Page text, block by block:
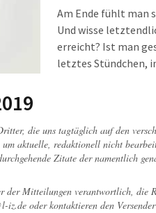
Am Ende fühlt man
Und wisse
erreicht? Ist man
letztes Stündchen,
die uns tagtäglich auf den
aktuelle, redaktionell nicht
Zitate der namentlich
Mitteilungen verantwortlich, die
iz.de oder kontaktieren den